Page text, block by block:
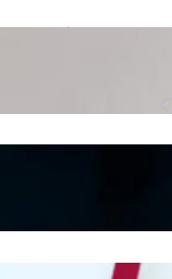
Pakaian
Kepribadian